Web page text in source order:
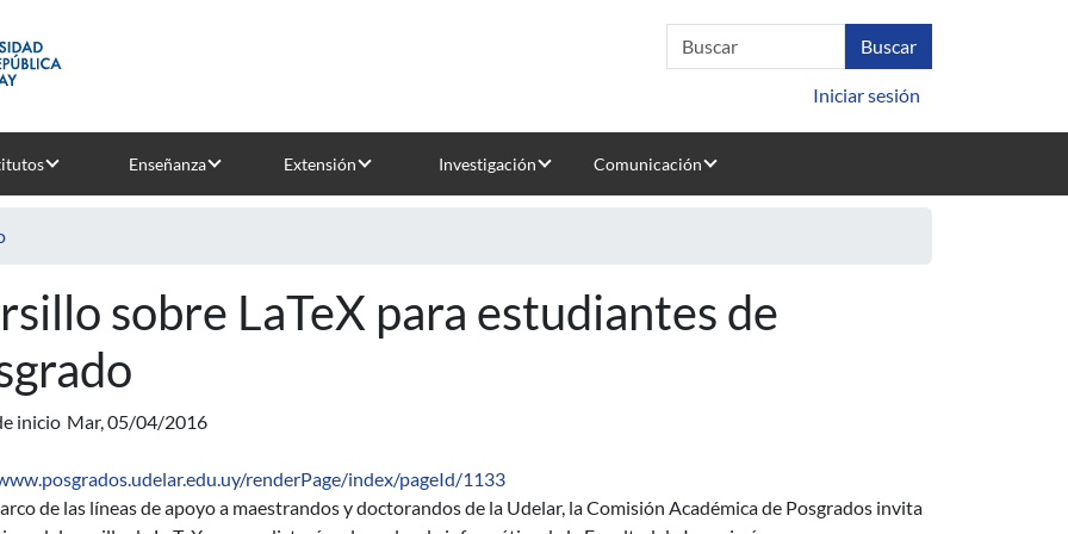
Iniciar sesión
Enseñanza Extensión Investigación Comunicación
sobre LaTeX para estudiantes de
inicio Mar, 05/04/2016
renderPage/index/pageId/1133
de las líneas de apoyo a maestrandos y doctorandos de la Udelar, la Comisión Académica de Posgrados invita